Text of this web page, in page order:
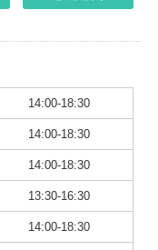
14:00-18:30
14:00-18:30
14:00-18:30
13:30-16:30
14:00-18:30